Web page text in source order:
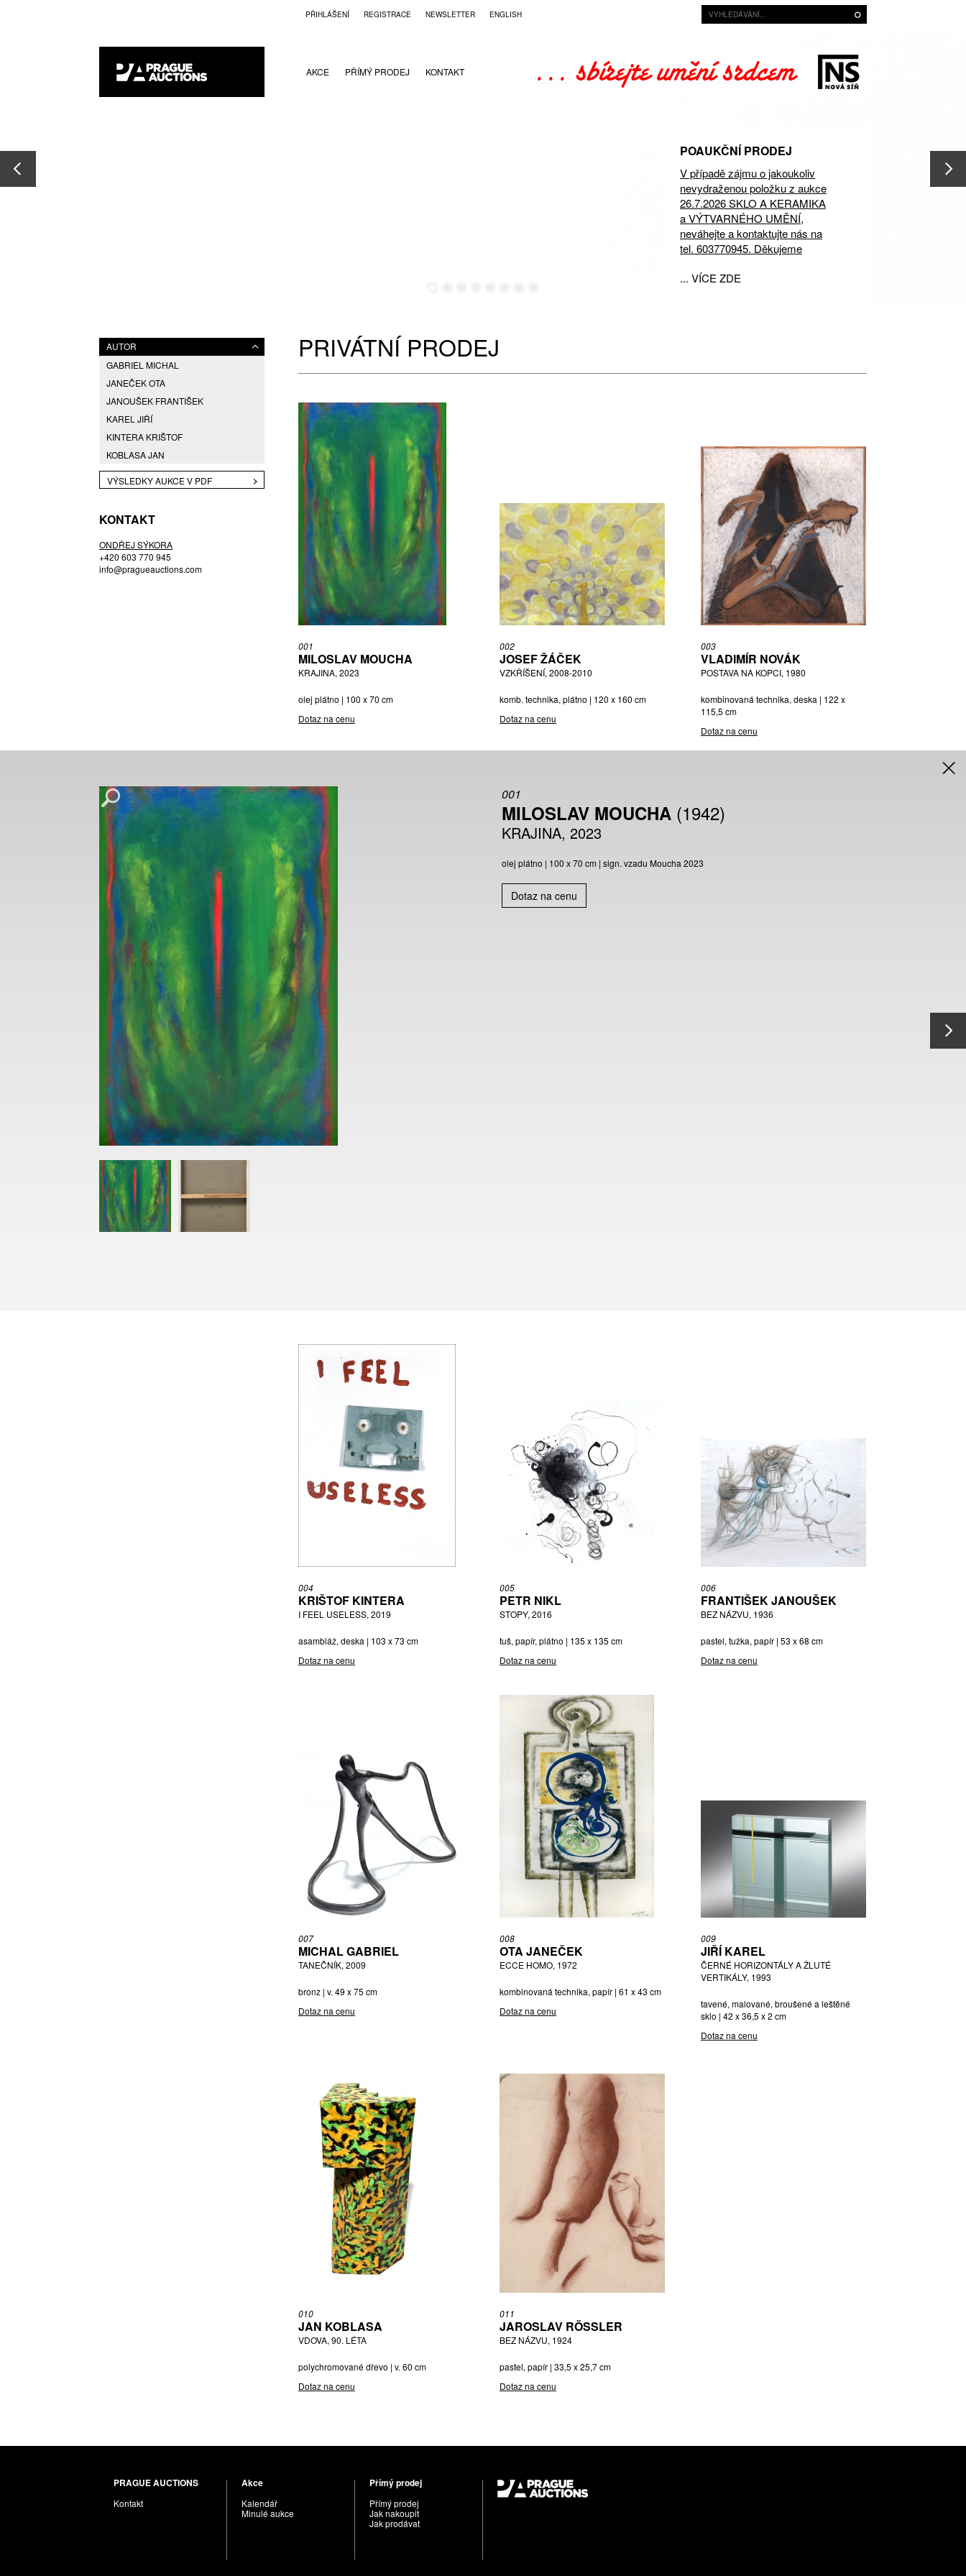
PŘIHLÁŠENÍ REGISTRACE NEWSLETTER ENGLISH
AKCE PŘÍMÝ PRODEJ KONTAKT
001
MILOSLAV MOUCHA (1942)
KRAJINA, 2023
olej plátno | 100 x 70 cm | sign. vzadu Moucha 2023
Dotaz na cenu
POAUKČNÍ PRODEJ
V případě zájmu o jakoukoliv
nevydraženou položku z aukce
26.7.2026 SKLO A KERAMIKA
a VÝTVARNÉHO UMĚNÍ,
neváhejte a kontaktujte nás na
tel. 603770945. Děkujeme
... VÍCE ZDE
AUTOR
GABRIEL MICHAL
JANEČEK OTA
JANOUŠEK FRANTIŠEK
KAREL JIŘÍ
KINTERA KRIŠTOF
KOBLASA JAN
MOUCHA MILOSLAV
NIKL PETR
RÖSSLER JAROSLAV
ŽÁČEK JOSEF
VÝSLEDKY AUKCE V PDF
KONTAKT
ONDŘEJ SÝKORA
+420 603 770 945
info@pragueauctions.com
PRIVÁTNÍ PRODEJ
001
MILOSLAV MOUCHA
KRAJINA, 2023
olej plátno | 100 x 70 cm
Dotaz na cenu
002
JOSEF ŽÁČEK
VZKŘÍŠENÍ, 2008-2010
komb. technika, plátno | 120 x 160 cm
Dotaz na cenu
003
VLADIMÍR NOVÁK
POSTAVA NA KOPCI, 1980
kombinovaná technika, deska | 122 x
115,5 cm
Dotaz na cenu
004
KRIŠTOF KINTERA
I FEEL USELESS, 2019
asambláž, deska | 103 x 73 cm
Dotaz na cenu
005
PETR NIKL
STOPY, 2016
tuš, papír, plátno | 135 x 135 cm
Dotaz na cenu
006
FRANTIŠEK JANOUŠEK
BEZ NÁZVU, 1936
pastel, tužka, papír | 53 x 68 cm
Dotaz na cenu
007
MICHAL GABRIEL
TANEČNÍK, 2009
bronz | v. 49 x 75 cm
Dotaz na cenu
008
OTA JANEČEK
ECCE HOMO, 1972
kombinovaná technika, papír | 61 x 43 cm
Dotaz na cenu
009
JIŘÍ KAREL
ČERNÉ HORIZONTÁLY A ŽLUTÉ
VERTIKÁLY, 1993
tavené, malované, broušené a leštěné
sklo | 42 x 36,5 x 2 cm
Dotaz na cenu
010
JAN KOBLASA
VDOVA, 90. LÉTA
polychromované dřevo | v. 60 cm
Dotaz na cenu
011
JAROSLAV RÖSSLER
BEZ NÁZVU, 1924
pastel, papír | 33,5 x 25,7 cm
Dotaz na cenu
PRAGUE AUCTIONS
Kontakt
Akce
Kalendář
Minulé aukce
Přímý prodej
Přímý prodej
Jak nakoupit
Jak prodávat